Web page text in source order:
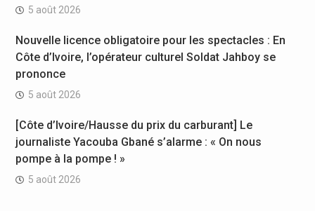
5 août 2026
Nouvelle licence obligatoire pour les spectacles : En
Côte d’Ivoire, l’opérateur culturel Soldat Jahboy se
prononce
5 août 2026
[Côte d’Ivoire/Hausse du prix du carburant] Le
journaliste Yacouba Gbané s’alarme : « On nous
pompe à la pompe ! »
5 août 2026